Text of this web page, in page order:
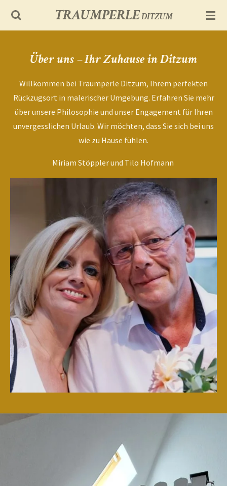
Zum
TRAUMPERLEDITZUM
Über uns – Ihr Zuhause in Ditzum
Willkommen bei Traumperle Ditzum, Ihrem perfekten
Rückzugsort in malerischer Umgebung. Erfahren Sie mehr
über unsere Philosophie und unser Engagement für Ihren
unvergesslichen Urlaub. Wir möchten, dass Sie sich bei uns
wie zu Hause fühlen.
Miriam Stöppler und Tilo Hofmann